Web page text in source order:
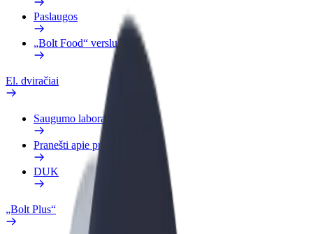
Paslaugos
„Bolt Food“ verslui
El. dviračiai
Saugumo laboratorija
Pranešti apie problemą
DUK
„Bolt Plus“